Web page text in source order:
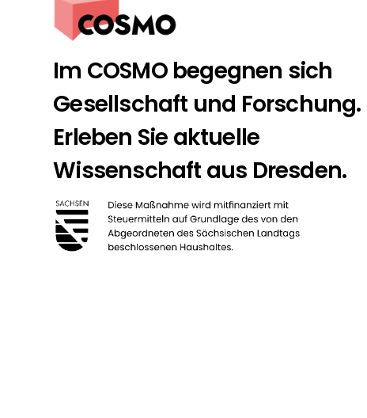
Im COSMO begegnen sich
Gesellschaft und Forschung.
Erleben Sie aktuelle
Wissenschaft aus Dresden.